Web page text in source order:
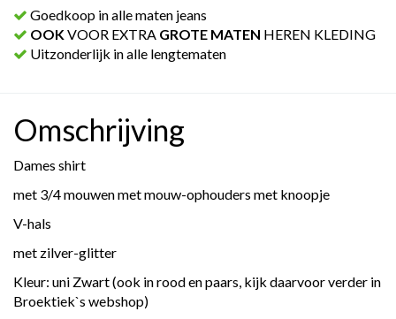
Goedkoop in alle maten jeans
OOKVOOR EXTRA GROTE MATEN HEREN KLEDING
Uitzonderlijk in alle lengtematen
Omschrijving
Dames shirt
met 3/4 mouwen met mouw-ophouders met knoopje
V-hals
met zilver-glitter
Kleur: uni Zwart (ook in rood en paars, kijk daarvoor verder in
Broektiek`s webshop)